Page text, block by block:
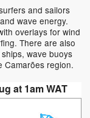
and sailors
wave energy.
overlays for wind
There are also
wave buoys
Camarões region.
at 1am WAT